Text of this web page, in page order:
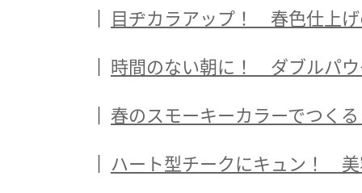
目ヂカラアップ！ 春色仕上げ
時間のない朝に！ ダブルパウ
春のスモーキーカラーでつく
ハート型チークにキュン！